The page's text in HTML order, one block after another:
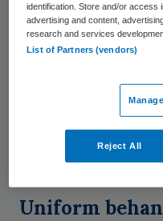
vragen, een
inzage te hebben
zorgverzekeraar.
stap voor stap op;
wil met dit initiatief
gebied van e-health.”
Uniform
identification. Store and/or access
advertising and content,
research and services
List of Partners (vendors)
Reject All